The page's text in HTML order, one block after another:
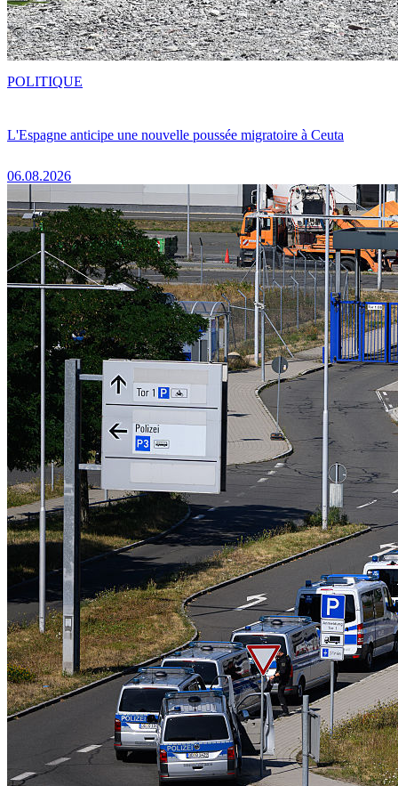
L'Espagne anticipe une nouvelle poussée migratoire à Ceuta
06.08.2026
POLITIQUE